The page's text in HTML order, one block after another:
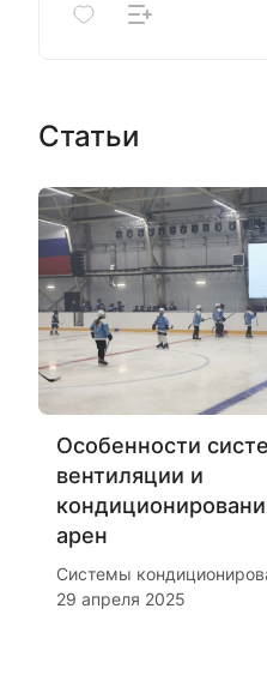
Статьи
Особенности
вентиляции и
арен
Системы
29 апреля 2025